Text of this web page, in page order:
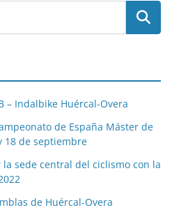
– Indalbike Huércal-Overa
de España Máster de
18 de septiembre
sede central del ciclismo con la
de Huércal-Overa